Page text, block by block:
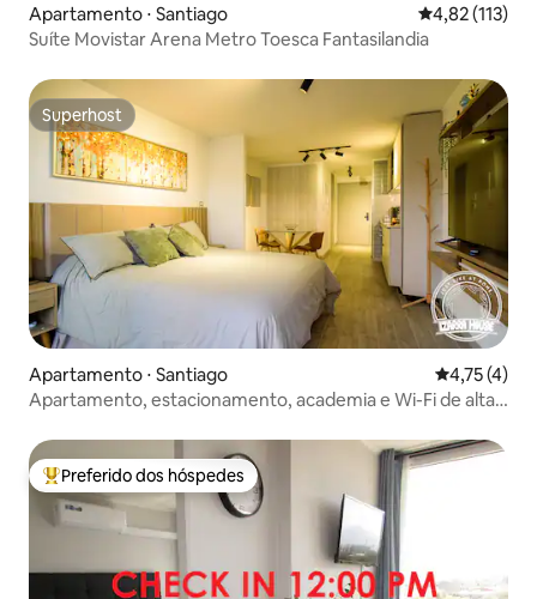
Apartamento ⋅ Santiago 4,82 de uma
4,82 (113)
Suíte Movistar Arena Metro Toesca Fantasilandia
Superhost
Superhost
Apartamento ⋅ Santiago 4,75 de
4,75 (4)
Apartamento, estacionamento, academia e Wi-Fi de alta
Entre os melhores preferidos dos hóspedes
Preferido dos hóspedes